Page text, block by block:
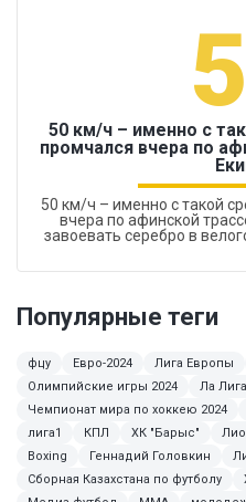
50 км/ч – именно с
промчался вчера по
50 км/ч – именно с такой
вчера по афинской
завоевать серебро в
Популярные теги
фцу Евро-2024 Лига Европы
Олимпийские игры 2024
Ла Лига
Чемпионат мира по хоккею 2024
лига1
КПЛ ХК "Барыс"
Boxing
Геннадий Головкин
Сборная Казахстана по футболу